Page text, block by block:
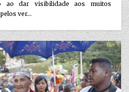
ao dar visibilidade aos muitos
ver...